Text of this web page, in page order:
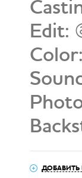
Edit:
ДОБАВИТЬ